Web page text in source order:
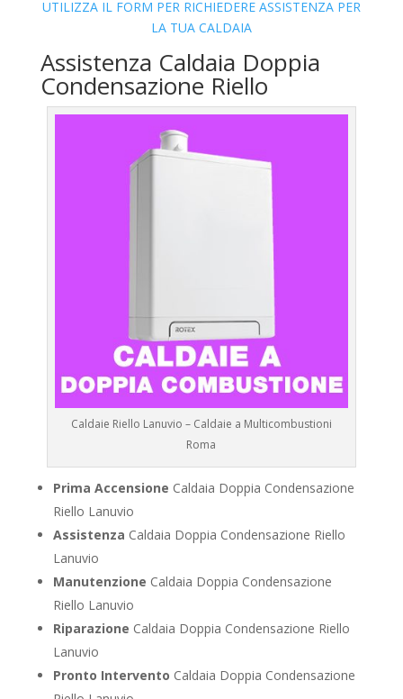
UTILIZZA IL FORM PER RICHIEDERE ASSISTENZA PER
LA TUA CALDAIA
Assistenza Caldaia Doppia
Condensazione Riello
Caldaie Riello Lanuvio – Caldaie a Multicombustioni
Roma
Prima Accensione Caldaia Doppia Condensazione
Riello Lanuvio
Assistenza Caldaia Doppia Condensazione Riello
Lanuvio
Manutenzione Caldaia Doppia Condensazione
Riello Lanuvio
Riparazione Caldaia Doppia Condensazione Riello
Lanuvio
Pronto Intervento Caldaia Doppia Condensazione